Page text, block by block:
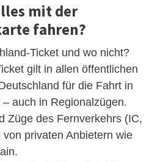
mit der
fahren?
Ticket und wo nicht?
gilt in allen öffentlichen
für die Fahrt in
auch in Regionalzügen.
Züge des Fernverkehrs (IC,
privaten Anbietern wie